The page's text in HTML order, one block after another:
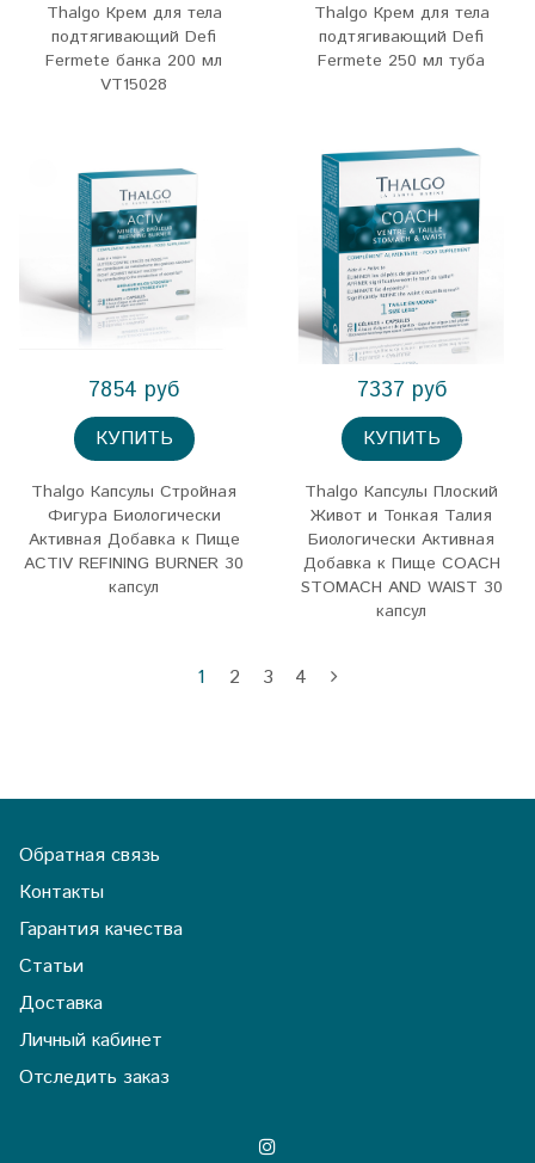
Thalgo Крем для тела
подтягивающий Defi
Fermete банка 200 мл
VT15028
Thalgo Крем для тела
подтягивающий Defi
Fermete 250 мл туба
7854 руб
КУПИТЬ
Thalgo Капсулы Стройная
Фигура Биологически
Активная Добавка к Пище
ACTIV REFINING BURNER 30
капсул
7337 руб
КУПИТЬ
Thalgo Капсулы Плоский
Живот и Тонкая Талия
Биологически Активная
Добавка к Пище COACH
STOMACH AND WAIST 30
капсул
1 2 3 4
Обратная связь
Контакты
Гарантия качества
Статьи
Доставка
Личный кабинет
Отследить заказ